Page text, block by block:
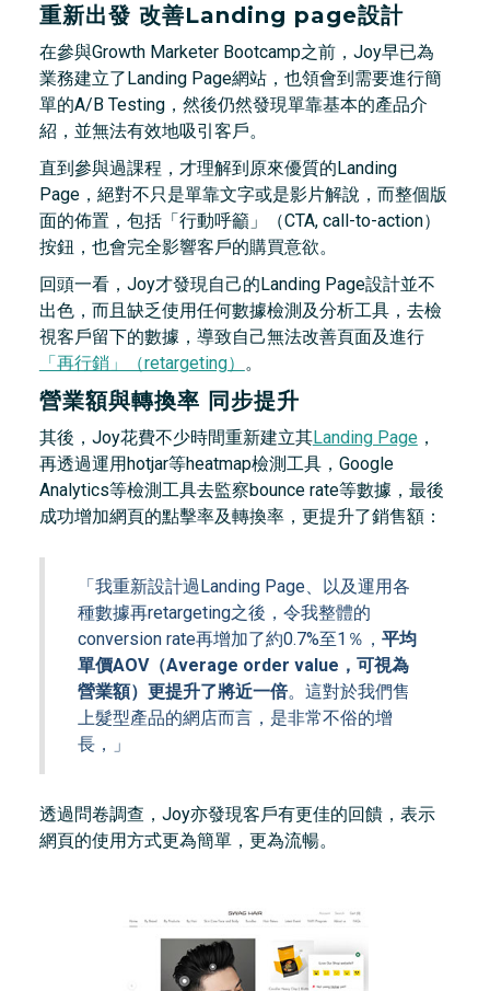
重新出發 改善Landing page設計
在參與Growth Marketer Bootcamp之前，Joy早已為
業務建立了Landing Page網站，也領會到需要進行簡
單的A/B Testing，然後仍然發現單靠基本的產品介
紹，並無法有效地吸引客戶。
直到參與過課程，才理解到原來優質的Landing
Page，絕對不只是單靠文字或是影片解說，而整個版
面的佈置，包括「行動呼籲」（CTA, call-to-action）
按鈕，也會完全影響客戶的購買意欲。
回頭一看，Joy才發現自己的Landing Page設計並不
出色，而且缺乏使用任何數據檢測及分析工具，去檢
視客戶留下的數據，導致自己無法改善頁面及進行
「再行銷」（retargeting）
。
營業額與轉換率 同步提升
其後，Joy花費不少時間重新建立其Landing Page，
再透過運用hotjar等heatmap檢測工具，Google
Analytics等檢測工具去監察bounce rate等數據，最後
成功增加網頁的點擊率及轉換率，更提升了銷售額：
「我重新設計過Landing Page、以及運用各
種數據再retargeting之後，令我整體的
conversion rate再增加了約0.7%至1％， 平均
單價AOV（Average order value，可視為
營業額）更提升了將近一倍。這對於我們售
上髮型產品的網店而言，是非常不俗的增
長，」
透過問卷調查，Joy亦發現客戶有更佳的回饋，表示
網頁的使用方式更為簡單，更為流暢。